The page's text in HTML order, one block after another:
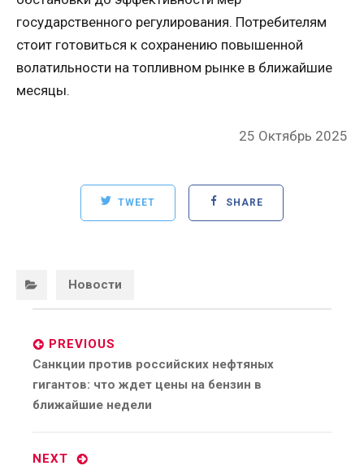
государственного регулирования. Потребителям
стоит готовиться к сохранению повышенной
волатильности на топливном рынке в ближайшие
месяцы.
Posted
25 Октябрь 2025
TWEET SHARE
Новости
navigation
PREVIOUS
Previous
post:
Санкции против российских нефтяных
гигантов: что ждет цены на бензин в
ближайшие недели
NEXT